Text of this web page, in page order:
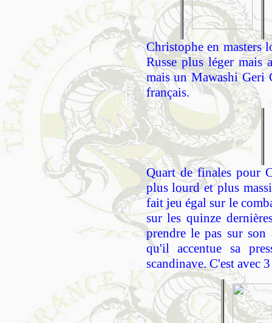
Christophe en masters
Russe plus léger mais
mais un Mawashi Geri
français.
Quart de finales pour
plus lourd et plus
fait jeu égal sur le
sur les quinze
prendre le pas sur son
qu'il accentue sa
scandinave. C'est avec